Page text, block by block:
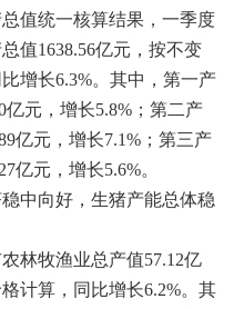
值统一核算结果，一季度
值1638.56亿元，按不变
增长6.3%。其中，第一产
亿元，增长5.8%；第二产
亿元，增长7.1%；第三产
亿元，增长5.6%。
中向好，生猪产能总体稳
林牧渔业总产值57.12亿
计算，同比增长6.2%。其